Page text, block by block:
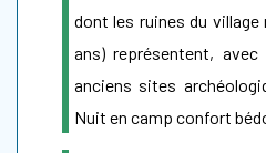
dont les ruines du
ans) représentent,
anciens sites
Nuit en camp confort